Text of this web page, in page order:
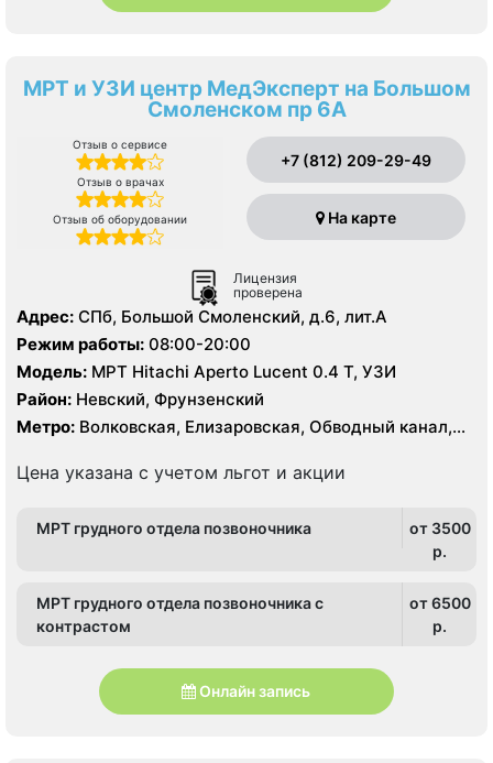
МРТ и УЗИ центр МедЭксперт на Большом
Смоленском пр 6А
Отзыв о сервисе
Отзыв о врачах
Отзыв об оборудовании
+7 (812) 209-29-49
На карте
Лицензия
проверена
Адрес: СПб, Большой Смоленский, д.6, лит.А
Режим работы: 08:00-20:00
Модель: МРТ Hitachi Aperto Lucent 0.4 Т, УЗИ
Район: Невский, Фрунзенский
Метро: Волковская, Елизаровская, Обводный канал,
Цена указана с учетом льгот и акции
МРТ грудного отдела позвоночника
от 3500
p.
МРТ грудного отдела позвоночника с
контрастом
от 6500
p.
Онлайн запись